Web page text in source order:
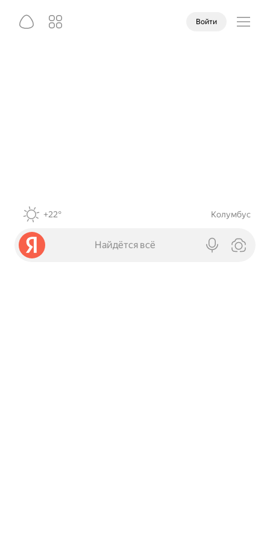
Войти
+22° Колумбус
Найдётся всё